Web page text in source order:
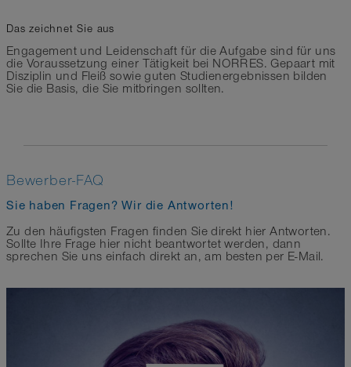
Das zeichnet Sie aus
Engagement und Leidenschaft für die Aufgabe sind für uns
die Voraussetzung einer Tätigkeit bei NORRES. Gepaart mit
Disziplin und Fleiß sowie guten Studienergebnissen bilden
Sie die Basis, die Sie mitbringen sollten.
Bewerber-FAQ
Sie haben Fragen? Wir die Antworten!
Zu den häufigsten Fragen finden Sie direkt hier Antworten.
Sollte Ihre Frage hier nicht beantwortet werden, dann
sprechen Sie uns einfach direkt an, am besten per E-Mail.